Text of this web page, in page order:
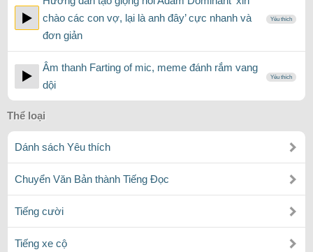
chào các con vợ, lại là anh đây’ cực nhanh và
đơn giản
Yêu thích
Âm thanh Farting of mic, meme đánh rắm vang
dội
Yêu thích
Thể loại
Dánh sách Yêu thích
Chuyển Văn Bản thành Tiếng Đọc
Tiếng cười
Tiếng xe cộ